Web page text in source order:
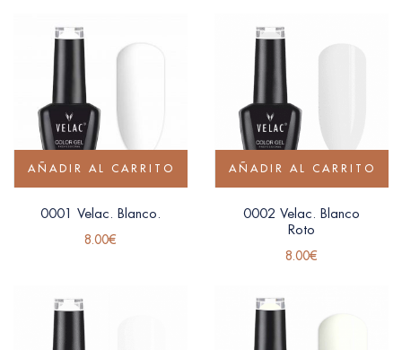
AÑADIR AL CARRITO
0001 Velac. Blanco.
8.00€
AÑADIR AL CARRITO
0002 Velac. Blanco
Roto
8.00€